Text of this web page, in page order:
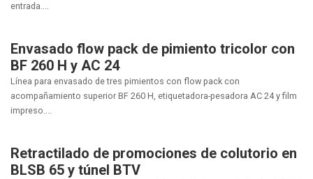
entrada....
Envasado flow pack de pimiento tricolor con
BF 260 H y AC 24
Línea para envasado de tres pimientos con flow pack con
acompañamiento superior BF 260 H, etiquetadora-pesadora AC 24 y film
impreso....
Retractilado de promociones de colutorio en
BLSB 65 y túnel BTV